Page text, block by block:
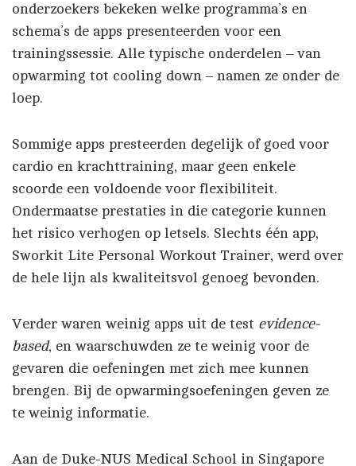
onderzoekers bekeken welke programma’s en
schema’s de apps presenteerden voor een
trainingssessie. Alle typische onderdelen – van
opwarming tot cooling down – namen ze onder de
loep.
Sommige apps presteerden degelijk of goed voor
cardio en krachttraining, maar geen enkele
scoorde een voldoende voor flexibiliteit.
Ondermaatse prestaties in die categorie kunnen
het risico verhogen op letsels. Slechts één app,
Sworkit Lite Personal Workout Trainer, werd over
de hele lijn als kwaliteitsvol genoeg bevonden.
Verder waren weinig apps uit de test evidence-
based, en waarschuwden ze te weinig voor de
gevaren die oefeningen met zich mee kunnen
brengen. Bij de opwarmingsoefeningen geven ze
te weinig informatie.
Aan de Duke-NUS Medical School in Singapore